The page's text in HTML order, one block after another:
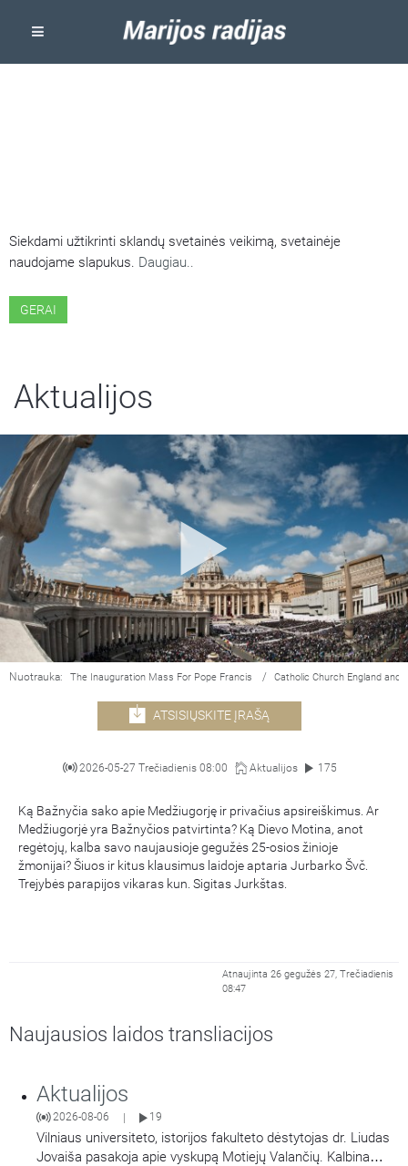
Siekdami užtikrinti sklandų svetainės veikimą, svetainėje
naudojame slapukus. Daugiau..
GERAI
Aktualijos
Nuotrauka: The Inauguration Mass For Pope Francis / Catholic Church England and
ATSISIŲSKITE ĮRAŠĄ
2026-05-27 Trečiadienis 08:00 Aktualijos 175
Ką Bažnyčia sako apie Medžiugorję ir privačius apsireiškimus. Ar
Medžiugorjė yra Bažnyčios patvirtinta? Ką Dievo Motina, anot
regėtojų, kalba savo naujausioje gegužės 25-osios žinioje
žmonijai? Šiuos ir kitus klausimus laidoje aptaria Jurbarko Švč.
Trejybės parapijos vikaras kun. Sigitas Jurkštas.
Atnaujinta 26 gegužės 27, Trečiadienis
08:47
Naujausios laidos transliacijos
Aktualijos
2026-08-06 19
Vilniaus universiteto, istorijos fakulteto dėstytojas dr. Liudas
Jovaiša pasakoja apie vyskupą Motiejų Valančių. Kalbina